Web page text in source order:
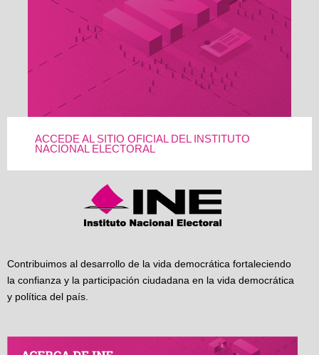
ACCEDE AL SITIO OFICIAL DEL INSTITUTO
NACIONAL ELECTORAL
Contribuimos al desarrollo de la vida democrática fortaleciendo
la confianza y la participación ciudadana en la vida democrática
y política del país.